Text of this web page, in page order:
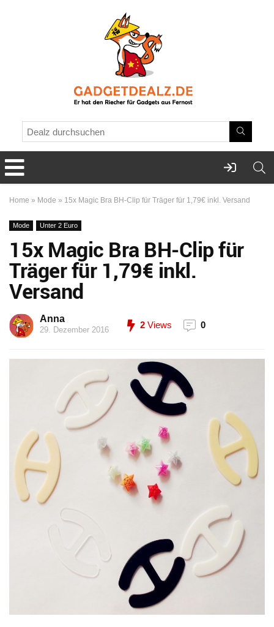
Home » Mode » 15x Magic Bra BH-Clip für Träger für 1,79€ inkl. Versand
Mode Unter 2 Euro
15x Magic Bra BH-Clip für
Träger für 1,79€ inkl.
Versand
Anna
29. Dezember 2016 2 Views 0